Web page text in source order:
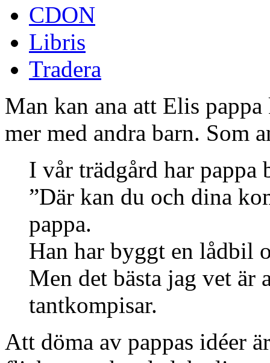
CDON
Libris
Tradera
Man kan ana att Elis
mer med andra barn. Som
I vår trädgård har pappa
”Där kan du och dina
pappa.
Han har byggt en lådbil
Men det bästa jag vet är
tantkompisar.
Att döma av pappas idéer